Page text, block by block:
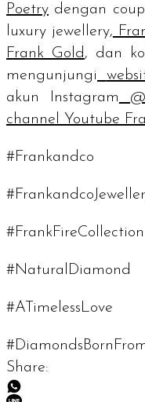
Poetry dengan
luxury jewellery,
Frank Gold , dan
mengunjungi
akun Instagram
channel
Youtube
#Frankandco
#FrankFireCollection
#NaturalDiamond
#ATimelessLove
Share: